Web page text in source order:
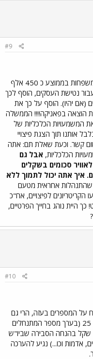
#9
ישנו תקדים סיני, תקדים קיבלו המשפחות בממוצע כ 450 אלף
נטישת העסקים, הוסף לכך
(אם יהיו). הוסף על כך את
הוצאה בפאניקה!!!! הממשלה
המשמעויות הכלכליות של
אותנו תוך הצגת פיצויי
שום קשר. וכעת שאלת תם: אתה
הכלכליות, אבל גם
סכומים בשקלים
איך אתה יכול לתמוך ללא
שהתנהלות אחראית מטעם
לפיצויים, אח"כ
היית נוהג בחייך הפרטיים,
#10
על המספרים בעזה, הרי גם
אם ניקח את הערכות שלך ונכפיל ב 25 (בערך מספר המתנחלים
לסכום של 75 מילארד שקל בהנחה הסבירה שביו"ש
אדמות וכו...) נגיע להערכה